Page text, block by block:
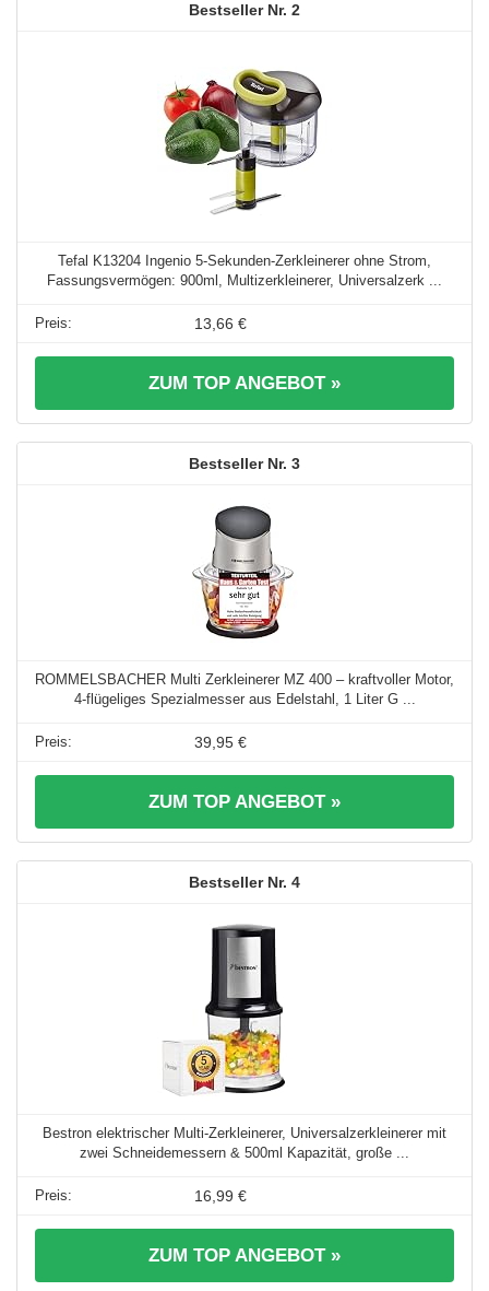
2
Tefal K13204 Ingenio 5-Sekunden-Zerkleinerer ohne Strom,
Fassungsvermögen: 900ml, Multizerkleinerer, Universalzerk ...
13,66 €
ZUM TOP ANGEBOT »
3
ROMMELSBACHER Multi Zerkleinerer MZ 400 – kraftvoller Motor,
4-flügeliges Spezialmesser aus Edelstahl, 1 Liter G ...
39,95 €
ZUM TOP ANGEBOT »
4
Bestron elektrischer Multi-Zerkleinerer, Universalzerkleinerer mit
zwei Schneidemessern & 500ml Kapazität, große ...
16,99 €
ZUM TOP ANGEBOT »